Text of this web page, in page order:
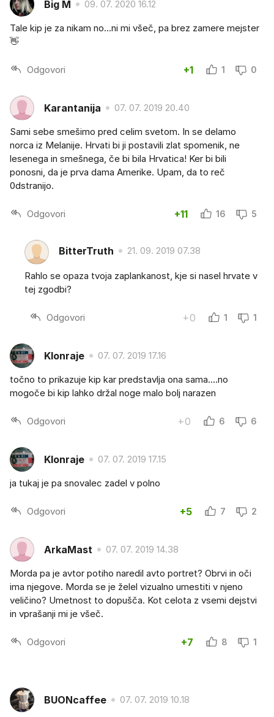
Big M 09. 07. 2020 16.12
Tale kip je za nikam no...ni mi všeč, pa brez zamere mejster
👋
Odgovori +1 1 0
Karantanija 07. 07. 2019 20.40
Sami sebe smešimo pred celim svetom. In se delamo
norca iz Melanije. Hrvati bi ji postavili zlat spomenik, ne
lesenega in smešnega, če bi bila Hrvatica! Ker bi bili
ponosni, da je prva dama Amerike. Upam, da to reč
0dstranijo.
Odgovori +11 16 5
BitterTruth 21. 09. 2019 07.38
Rahlo se opaza tvoja zaplankanost, kje si nasel hrvate v
tej zgodbi?
Odgovori +0 1 1
Klonraje 07. 07. 2019 17.16
točno to prikazuje kip kar predstavlja ona sama....no
mogoče bi kip lahko držal noge malo bolj narazen
Odgovori +0 6 6
Klonraje 07. 07. 2019 17.15
ja tukaj je pa snovalec zadel v polno
Odgovori +5 7 2
ArkaMast 07. 07. 2019 14.38
Morda pa je avtor potiho naredil avto portret? Obrvi in oči
ima njegove. Morda se je želel vizualno umestiti v njeno
veličino? Umetnost to dopušča. Kot celota z vsemi dejstvi
in vprašanji mi je všeč.
Odgovori +7 8 1
BUONcaffee 07. 07. 2019 10.18